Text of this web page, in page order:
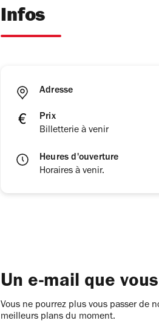
Infos
Adresse
Prix
Billetterie à venir
Heures d'ouverture
Horaires à venir.
Un e-mail que
Vous ne pourrez plus vous passer de
meilleurs plans du moment.